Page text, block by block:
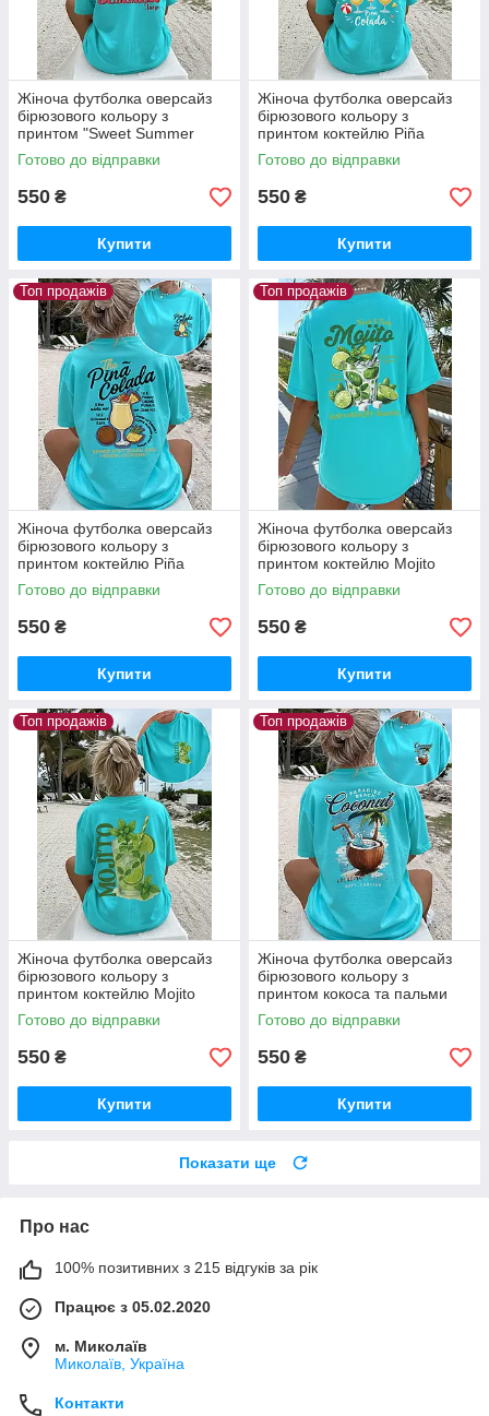
Жіноча футболка оверсайз
бірюзового кольору з
принтом "Sweet Summer
Time"
Готово до відправки
550 ₴
Купити
Жіноча футболка оверсайз
бірюзового кольору з
принтом коктейлю Piña
Colada
Готово до відправки
550 ₴
Купити
Топ продажів
Жіноча футболка оверсайз
бірюзового кольору з
принтом коктейлю Piña
Colada
Готово до відправки
550 ₴
Купити
Топ продажів
Жіноча футболка оверсайз
бірюзового кольору з
принтом коктейлю Mojito
Готово до відправки
550 ₴
Купити
Топ продажів
Жіноча футболка оверсайз
бірюзового кольору з
принтом коктейлю Mojito
Готово до відправки
550 ₴
Купити
Топ продажів
Жіноча футболка оверсайз
бірюзового кольору з
принтом кокоса та пальми
Готово до відправки
550 ₴
Купити
Показати ще
Про нас
100% позитивних з 215 відгуків за рік
Працює з 05.02.2020
м. Миколаїв
Миколаїв, Україна
Контакти